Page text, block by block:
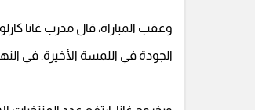
وعقب المباراة، قال مدرب غانا
الجودة في اللمسة الأخيرة. في